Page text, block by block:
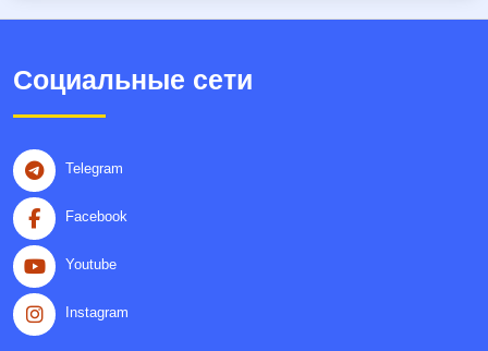
Социальные сети
Telegram
Facebook
Youtube
Instagram